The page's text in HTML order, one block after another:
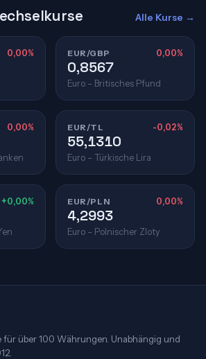
Alle Kurse →
0,00% EUR/GBP 0,00%
0,8567
Euro – Britisches Pfund
0,00% EUR/TL -0,02%
55,1310
Euro – Türkische Lira
+0,00% EUR/PLN 0,00%
4,2993
Euro – Polnischer Zloty
für über 100 Währungen. Unabhängig und